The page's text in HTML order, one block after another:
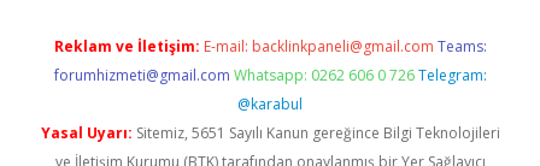
Reklam ve İletişim: E-mail: backlinkpaneli@gmail.com Teams:
forumhizmeti@gmail.com Whatsapp: 0262 606 0 726 Telegram:
@karabul
Yasal Uyarı: Sitemiz, 5651 Sayılı Kanun gereğince Bilgi Teknolojileri
ve İletişim Kurumu (BTK) tarafından onaylanmış bir Yer Sağlayıcı